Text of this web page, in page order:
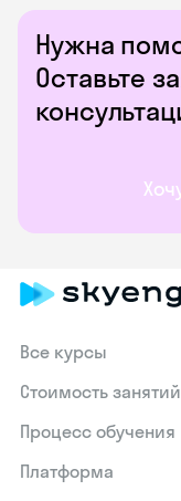
Нужна
Оставьте
Все курсы
Стоимость занятий
Процесс обучения
Платформа